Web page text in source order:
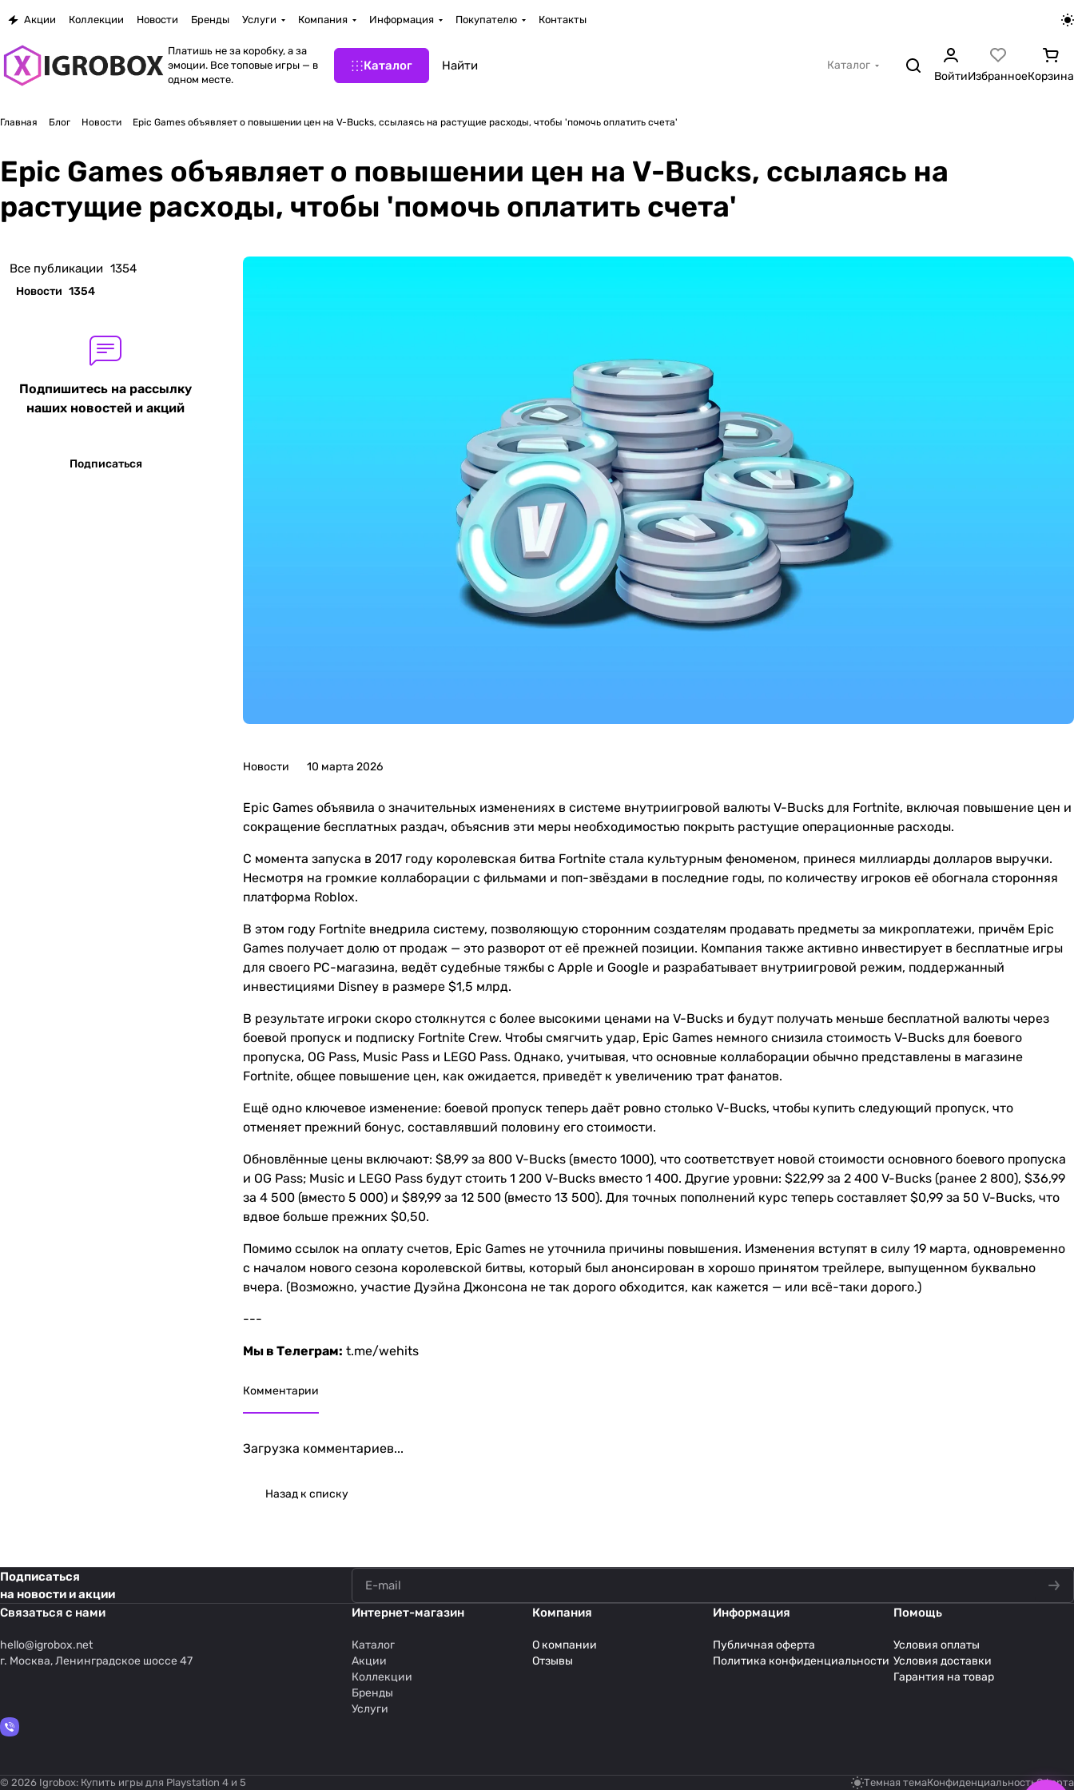
Акции Коллекции Новости Бренды Услуги Компания Информация Покупателю Контакты
Платишь не за коробку, а за
эмоции. Все топовые игры — в
одном месте.
Каталог
Каталог
ВойтиИзбранноеКорзина
Главная Блог Новости Epic Games объявляет о повышении цен на V-Bucks, ссылаясь на растущие расходы, чтобы 'помочь оплатить счета'
Epic Games объявляет о повышении цен на V-Bucks, ссылаясь на
растущие расходы, чтобы 'помочь оплатить счета'
Новости 10 марта 2026
Epic Games объявила о значительных изменениях в системе внутриигровой валюты V-Bucks для Fortnite, включая повышение цен и
сокращение бесплатных раздач, объяснив эти меры необходимостью покрыть растущие операционные расходы.
С момента запуска в 2017 году королевская битва Fortnite стала культурным феноменом, принеся миллиарды долларов выручки.
Несмотря на громкие коллаборации с фильмами и поп-звёздами в последние годы, по количеству игроков её обогнала сторонняя
платформа Roblox.
В этом году Fortnite внедрила систему, позволяющую сторонним создателям продавать предметы за микроплатежи, причём Epic
Games получает долю от продаж — это разворот от её прежней позиции. Компания также активно инвестирует в бесплатные игры
для своего PC-магазина, ведёт судебные тяжбы с Apple и Google и разрабатывает внутриигровой режим, поддержанный
инвестициями Disney в размере $1,5 млрд.
В результате игроки скоро столкнутся с более высокими ценами на V-Bucks и будут получать меньше бесплатной валюты через
боевой пропуск и подписку Fortnite Crew. Чтобы смягчить удар, Epic Games немного снизила стоимость V-Bucks для боевого
пропуска, OG Pass, Music Pass и LEGO Pass. Однако, учитывая, что основные коллаборации обычно представлены в магазине
Fortnite, общее повышение цен, как ожидается, приведёт к увеличению трат фанатов.
Ещё одно ключевое изменение: боевой пропуск теперь даёт ровно столько V-Bucks, чтобы купить следующий пропуск, что
отменяет прежний бонус, составлявший половину его стоимости.
Обновлённые цены включают: $8,99 за 800 V-Bucks (вместо 1000), что соответствует новой стоимости основного боевого пропуска
и OG Pass; Music и LEGO Pass будут стоить 1 200 V-Bucks вместо 1 400. Другие уровни: $22,99 за 2 400 V-Bucks (ранее 2 800), $36,99
за 4 500 (вместо 5 000) и $89,99 за 12 500 (вместо 13 500). Для точных пополнений курс теперь составляет $0,99 за 50 V-Bucks, что
вдвое больше прежних $0,50.
Помимо ссылок на оплату счетов, Epic Games не уточнила причины повышения. Изменения вступят в силу 19 марта, одновременно
с началом нового сезона королевской битвы, который был анонсирован в хорошо принятом трейлере, выпущенном буквально
вчера. (Возможно, участие Дуэйна Джонсона не так дорого обходится, как кажется — или всё-таки дорого.)
---
Мы в Телеграм: t.me/wehits
Комментарии
Загрузка комментариев...
Назад к списку
Все публикации 1354
Новости 1354
Подпишитесь на рассылку
наших новостей и акций
Подписаться
Подписаться
на новости и акции
Связаться с нами
hello@igrobox.net
г. Москва, Ленинградское шоссе 47
Интернет-магазин
Каталог
Акции
Коллекции
Бренды
Услуги
Компания
О компании
Отзывы
Информация
Публичная оферта
Политика конфиденциальности
Помощь
Условия оплаты
Условия доставки
Гарантия на товар
© 2026 Igrobox: Купить игры для Playstation 4 и 5 Темная темаКонфиденциальностьОферта